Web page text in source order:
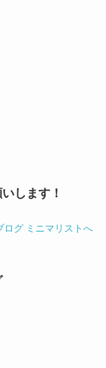
します！